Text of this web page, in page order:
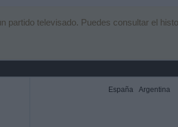
partido televisado. Puedes consultar el
España Argentina